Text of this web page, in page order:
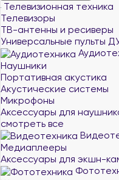
Телевизионная техника
Телевизоры
ТВ-антенны и ресиверы
Универсальные пульты
Наушники
Портативная акустика
Акустические системы
Микрофоны
Аксессуары для
смотреть все
Медиаплееры
Аксессуары для экшн-